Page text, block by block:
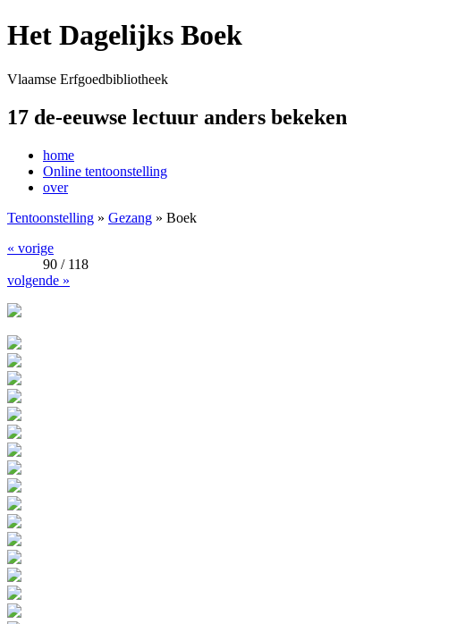
Het Dagelijks Boek
Vlaamse Erfgoedbibliotheek
17 de-eeuwse lectuur anders bekeken
home
Online tentoonstelling
over
Tentoonstelling » Gezang » Boek
« vorige
90 / 118
volgende »